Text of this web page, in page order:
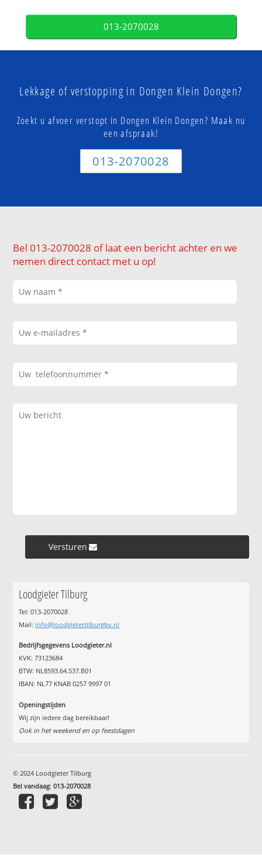
013-2070028
Lekkage of verstopping in Dongen Klein Dongen?
Zoekt u afvoer verstopt in Dongen Klein Dongen? Maak nu
een afspraak!
013-2070028
Bel 013-2070028 of laat een bericht achter en we
nemen direct contact met u op!
Versturen »
Loodgieter Tilburg
Tel: 013-2070028
Mail: info@loodgietertilburgbv.nl
Bedrijfsgegevens Loodgieter.nl
KVK: 73123684
BTW: NL8593.64.537.B01
IBAN: NL77 KNAB 0257 9997 01
Openingstijden
Wij zijn iedere dag bereikbaar!
Ook in het weekend en op feestdagen
© 2024 Loodgieter Tilburg
Bel vandaag:013-2070028